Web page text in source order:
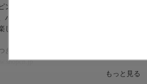
もっと見る
ング専門チャンネルとして1996年にスター
バイヤーが厳選した商品を24時間ご紹介。
しみください。
き、番組および商品内容に変更が生じる場合